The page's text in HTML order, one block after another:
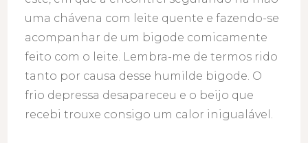
uma chávena com leite quente e fazendo-se
acompanhar de um bigode comicamente
feito com o leite. Lembra-me de termos rido
tanto por causa desse humilde bigode. O
frio depressa desapareceu e o beijo que
recebi trouxe consigo um calor inigualável.